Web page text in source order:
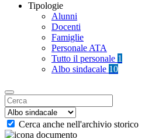
Tipologie
Alunni
Docenti
Famiglie
Personale ATA
Tutto il personale 1
Albo sindacale 10
Cerca anche nell'archivio storico